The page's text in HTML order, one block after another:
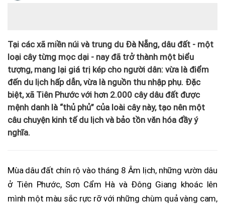
Tại các xã miền núi và trung du Đà Nẵng, dâu đất - một
loại cây từng mọc dại - nay đã trở thành một biểu
tượng, mang lại giá trị kép cho người dân: vừa là điểm
đến du lịch hấp dẫn, vừa là nguồn thu nhập phụ. Đặc
biệt, xã Tiên Phước với hơn 2.000 cây dâu đất được
mệnh danh là “thủ phủ” của loài cây này, tạo nên một
câu chuyện kinh tế du lịch và bảo tồn văn hóa đầy ý
nghĩa.
Mùa dâu đất chín rộ vào tháng 8 Âm lịch, những vườn dâu
ở Tiên Phước, Sơn Cẩm Hà và Đông Giang khoác lên
mình một màu sắc rực rỡ với những chùm quả vàng cam,